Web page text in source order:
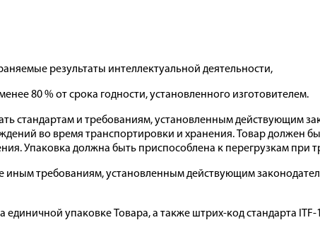
результаты интеллектуальной деятельности,
80 % от срока годности, установленного изготовителем.
стандартам и требованиям, установленным действующим
во время транспортировки и хранения. Товар должен
Упаковка должна быть приспособлена к перегрузкам при
иным требованиям, установленным действующим
упаковке Товара, а также штрих-код стандарта